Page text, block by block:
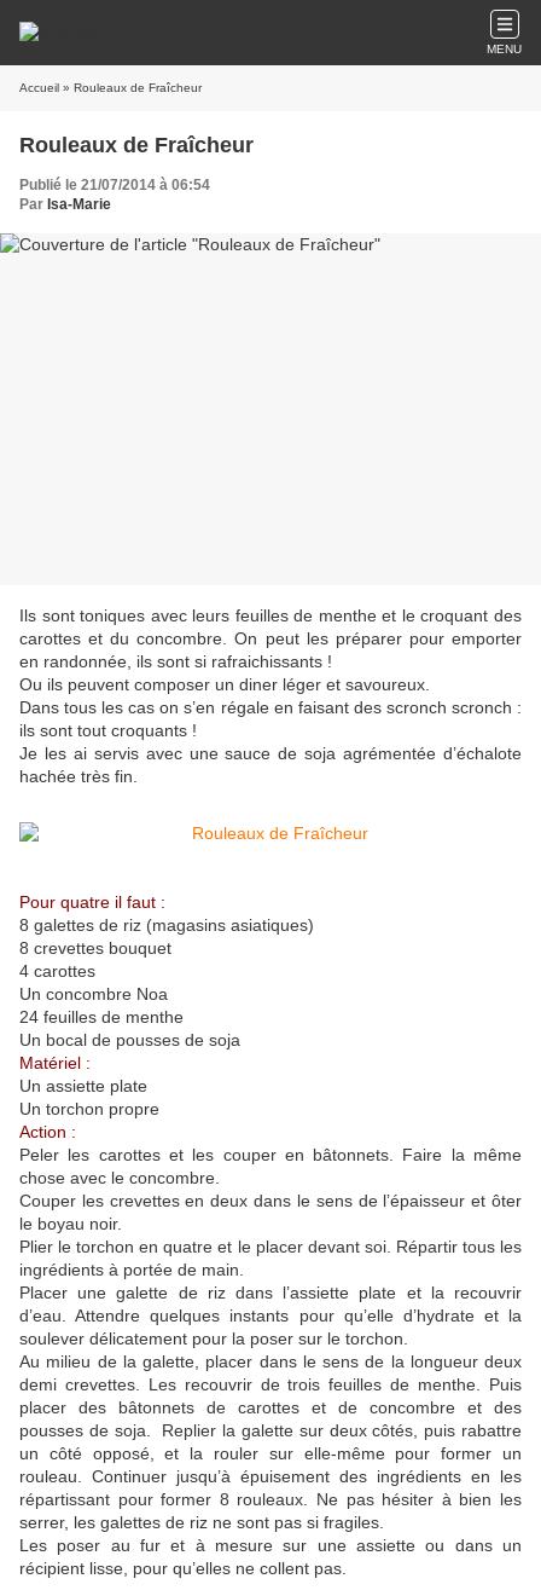
MENU
Accueil » Rouleaux de Fraîcheur
Rouleaux de Fraîcheur
Publié le 21/07/2014 à 06:54
Par Isa-Marie
Ils sont toniques avec leurs feuilles de menthe et le croquant des
carottes et du concombre. On peut les préparer pour emporter
en randonnée, ils sont si rafraichissants !
Ou ils peuvent composer un diner léger et savoureux.
Dans tous les cas on s’en régale en faisant des scronch scronch :
ils sont tout croquants !
Je les ai servis avec une sauce de soja agrémentée d’échalote
hachée très fin.
Pour quatre il faut :
8 galettes de riz (magasins asiatiques)
8 crevettes bouquet
4 carottes
Un concombre Noa
24 feuilles de menthe
Un bocal de pousses de soja
Matériel :
Un assiette plate
Un torchon propre
Action :
Peler les carottes et les couper en bâtonnets. Faire la même
chose avec le concombre.
Couper les crevettes en deux dans le sens de l’épaisseur et ôter
le boyau noir.
Plier le torchon en quatre et le placer devant soi. Répartir tous les
ingrédients à portée de main.
Placer une galette de riz dans l’assiette plate et la recouvrir
d’eau. Attendre quelques instants pour qu’elle d’hydrate et la
soulever délicatement pour la poser sur le torchon.
Au milieu de la galette, placer dans le sens de la longueur deux
demi crevettes. Les recouvrir de trois feuilles de menthe. Puis
placer des bâtonnets de carottes et de concombre et des
pousses de soja. Replier la galette sur deux côtés, puis rabattre
un côté opposé, et la rouler sur elle-même pour former un
rouleau. Continuer jusqu’à épuisement des ingrédients en les
répartissant pour former 8 rouleaux. Ne pas hésiter à bien les
serrer, les galettes de riz ne sont pas si fragiles.
Les poser au fur et à mesure sur une assiette ou dans un
récipient lisse, pour qu’elles ne collent pas.